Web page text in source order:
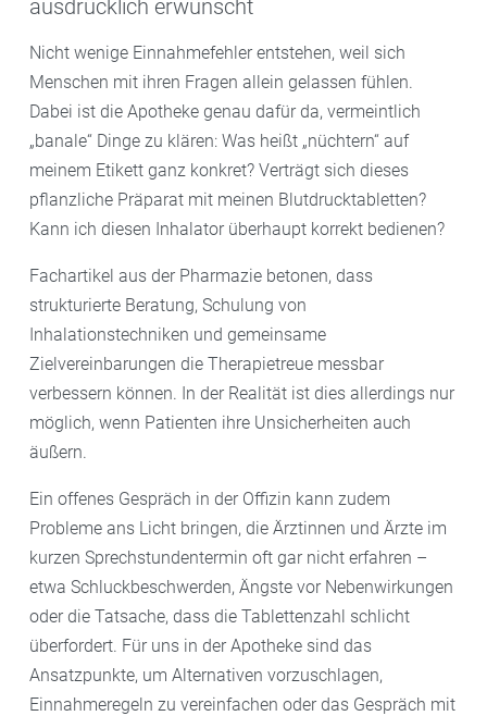
ausdrücklich erwünscht
Nicht wenige Einnahmefehler entstehen, weil sich
Menschen mit ihren Fragen allein gelassen fühlen.
Dabei ist die Apotheke genau dafür da, vermeintlich
„banale“ Dinge zu klären: Was heißt „nüchtern“ auf
meinem Etikett ganz konkret? Verträgt sich dieses
pflanzliche Präparat mit meinen Blutdrucktabletten?
Kann ich diesen Inhalator überhaupt korrekt bedienen?
Fachartikel aus der Pharmazie betonen, dass
strukturierte Beratung, Schulung von
Inhalationstechniken und gemeinsame
Zielvereinbarungen die Therapietreue messbar
verbessern können. In der Realität ist dies allerdings nur
möglich, wenn Patienten ihre Unsicherheiten auch
äußern.
Ein offenes Gespräch in der Offizin kann zudem
Probleme ans Licht bringen, die Ärztinnen und Ärzte im
kurzen Sprechstundentermin oft gar nicht erfahren –
etwa Schluckbeschwerden, Ängste vor Nebenwirkungen
oder die Tatsache, dass die Tablettenzahl schlicht
überfordert. Für uns in der Apotheke sind das
Ansatzpunkte, um Alternativen vorzuschlagen,
Einnahmeregeln zu vereinfachen oder das Gespräch mit